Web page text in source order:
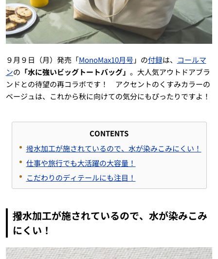
９月９日（月）発売「MonoMax10月号」の付録は、 コールマ
ンの 「水に強いビッグトートバッグ」 。大人気アウトドアブラ
ンドとの待望の再コラボです！ アクセントのくすみカラーの
ベージュは、これから秋に向けての気分にもぴったりですよ！
CONTENTS
撥水加工が施されているので、水が染みこみにくい！
仕事や旅行でも大活躍の大容量！
こだわりのディテールにも注目！
撥水加工が施されているので、水が染みこみ
にくい！